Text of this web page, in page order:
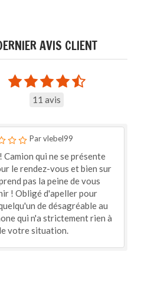
AVIS CLIENT
11 avis
Par vlebel99
Camion qui ne se présente
le rendez-vous et bien sur
pas la peine de vous
! Obligé d'apeller pour
de désagréable au
qui n'a strictement rien à
votre situation.